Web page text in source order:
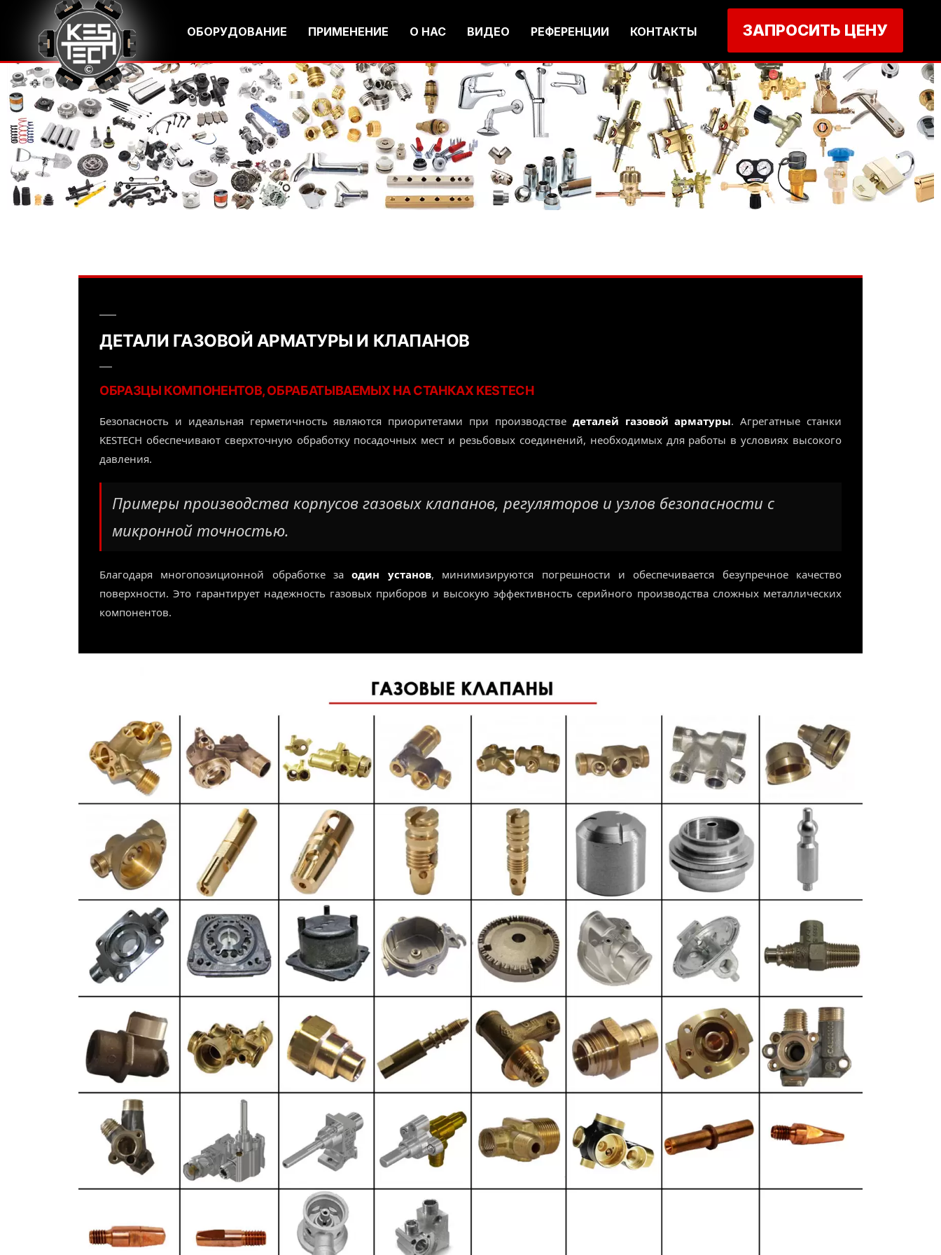
ОБОРУДОВАНИЕ ПРИМЕНЕНИЕ О НАС ВИДЕО РЕФЕРЕНЦИИ КОНТАКТЫ ЗАПРОСИТЬ ЦЕНУ
ДЕТАЛИ ГАЗОВОЙ АРМАТУРЫ И КЛАПАНОВ
ОБРАЗЦЫ КОМПОНЕНТОВ, ОБРАБАТЫВАЕМЫХ НА СТАНКАХ KESTECH
Безопасность и идеальная герметичность являются приоритетами при производстве деталей газовой арматуры. Агрегатные станки
KESTECH обеспечивают сверхточную обработку посадочных мест и резьбовых соединений, необходимых для работы в условиях высокого
давления.
Примеры производства корпусов газовых клапанов, регуляторов и узлов безопасности с
микронной точностью.
Благодаря многопозиционной обработке заодин установ, минимизируются погрешности и обеспечивается безупречное качество
поверхности. Это гарантирует надежность газовых приборов и высокую эффективность серийного производства сложных металлических
компонентов.